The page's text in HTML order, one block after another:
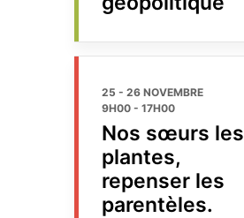
25 - 26 NOVEMBRE
9H00 - 17H00
Nos sœurs les
plantes,
repenser les
parentèles.